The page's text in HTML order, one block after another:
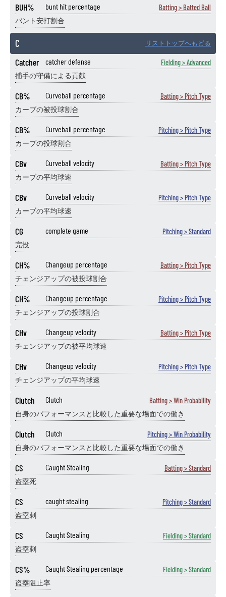
BUH% bunt hit percentage Batting > Batted Ball
バント安打割合
C リストトップへもどる
Catcher catcher defense Fielding > Advanced
捕手の守備による貢献
CB% Curveball percentage Batting > Pitch Type
カーブの被投球割合
CB% Curveball percentage Pitching > Pitch Type
カーブの投球割合
CBv Curveball velocity Batting > Pitch Type
カーブの平均球速
CBv Curveball velocity Pitching > Pitch Type
カーブの平均球速
CG complete game Pitching > Standard
完投
CH% Changeup percentage Batting > Pitch Type
チェンジアップの被投球割合
CH% Changeup percentage Pitching > Pitch Type
チェンジアップの投球割合
CHv Changeup velocity Batting > Pitch Type
チェンジアップの被平均球速
CHv Changeup velocity Pitching > Pitch Type
チェンジアップの平均球速
Clutch Clutch Batting > Win Probability
自身のパフォーマンスと比較した重要な場面での働き
Clutch Clutch Pitching > Win Probability
自身のパフォーマンスと比較した重要な場面での働き
CS Caught Stealing Batting > Standard
盗塁死
CS caught stealing Pitching > Standard
盗塁刺
CS Caught Stealing Fielding > Standard
盗塁刺
CS% Caught Stealing percentage Fielding > Standard
盗塁阻止率